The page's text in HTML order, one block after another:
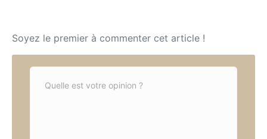
Soyez le premier à commenter cet article !
C